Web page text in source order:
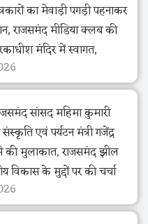
का मेवाड़ी पगड़ी पहनाकर
राजसमंद मीडिया क्लब की
मंदिर में स्वागत,
सांसद महिमा कुमारी
एवं पर्यटन मंत्री गजेंद्र
की मुलाकात, राजसमंद झील
विकास के मुद्दों पर की चर्चा